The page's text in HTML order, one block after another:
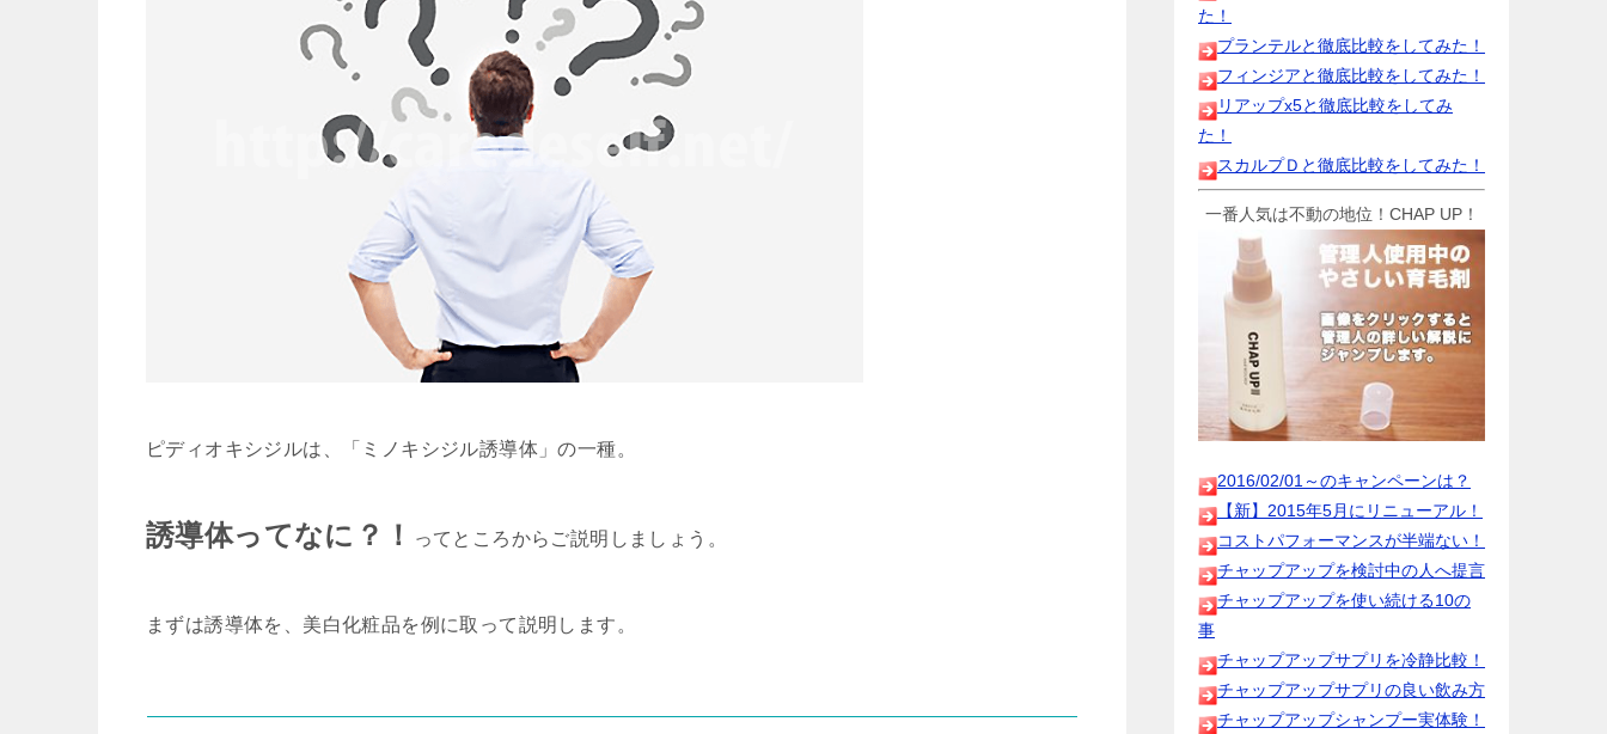
ピディオキシジルは、「ミノキシジル誘導体」の一種。
誘導体ってなに？！ ってところからご説明しましょう。
まずは誘導体を、美白化粧品を例に取って説明します。
た！
プランテルと徹底比較をしてみた！
フィンジアと徹底比較をしてみた！
リアップx5と徹底比較をしてみ
た！
スカルプＤと徹底比較をしてみた！
一番人気は不動の地位！CHAP UP！
2016/02/01～のキャンペーンは？
【新】2015年5月にリニューアル！
コストパフォーマンスが半端ない！
チャップアップを検討中の人へ提言
チャップアップを使い続ける10の
事
チャップアップサプリを冷静比較！
チャップアップサプリの良い飲み方
チャップアップシャンプー実体験！